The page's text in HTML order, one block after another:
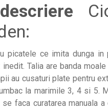
picatele ce imita dunga
Talia are banda
au cusaturi plate pentru
la marimile 3, 4 si 5.
faca curatarea manuala